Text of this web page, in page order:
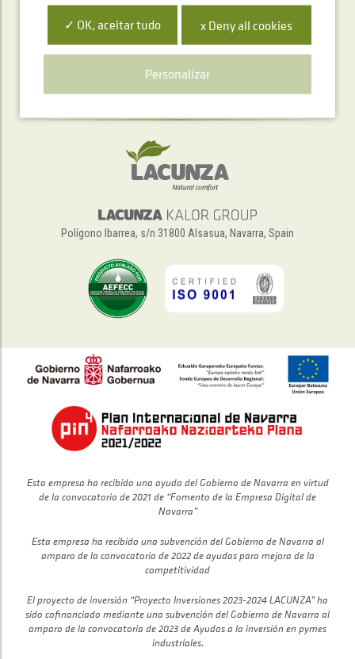
+34 948 563 511
Polígono Ibarrea, s/n 31800 Alsasua, Navarra, Spain
Esta empresa ha recibido una ayuda del Gobierno de Navarra en virtud
de la convocatoria de 2021 de “Fomento de la Empresa Digital de
Navarra”
Esta empresa ha recibido una subvención del Gobierno de Navarra al
amparo de la convocatoria de 2022 de ayudas para mejora de la
competitividad
El proyecto de inversión “Proyecto Inversiones 2023-2024 LACUNZA” ha
sido cofinanciado mediante una subvención del Gobierno de Navarra al
amparo de la convocatoria de 2023 de Ayudas a la inversión en pymes
industriales.
✓ OK, aceitar tudo x Deny all cookies
Personalizar